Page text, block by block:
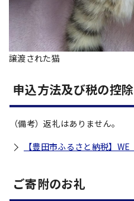
譲渡された猫
申込方法及び税の控
（備考）返礼はありません。
【豊田市ふるさと納税】
ご寄附のお礼